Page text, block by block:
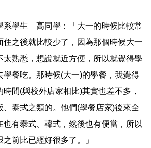
系學生 高同學：「大一的時候比較常
住之後就比較少了，因為那個時候大一
太熟悉，想說就近方便，所以就覺得學
學餐吃。那時候(大一)的學餐，我覺得
間(與校外店家相比)其實也差不多，
、泰式之類的。他們(學餐店家)後來全
也有泰式、韓式，然後也有便當，所以
前比已經好很多了。」